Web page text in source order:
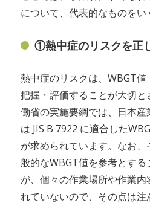
について、代表的なものをい
①熱中症のリスクを正
熱中症のリスクは、WBGT
把握・評価することが大切
働省の実施要綱では、日本産
は JIS B 7922 に適合した
が求められています。なお
般的なWBGT値を参考とす
が、個々の作業場所や作業
れていないので、その点は